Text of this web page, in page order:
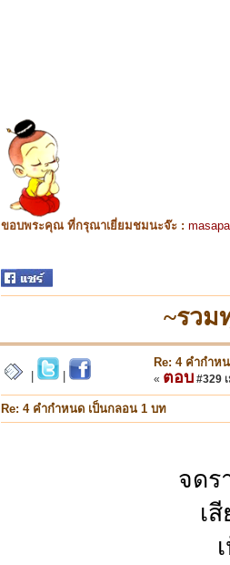
ขอบพระคุณ ที่กรุณาเยี่ยมชมนะจ๊ะ :
~รวม
Re: 4 คำกำห
« ตอบ #329
Re: 4 คำกำหนด เป็นกลอน 1 บท
จดร
เ